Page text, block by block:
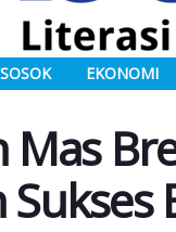
SOSOK EKONOMI
Mas